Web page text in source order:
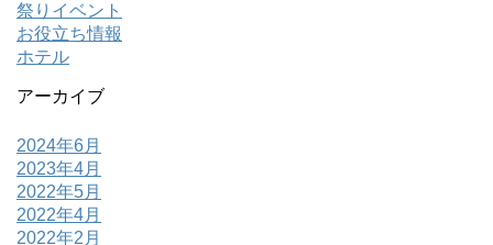
祭りイベント
お役立ち情報
ホテル
アーカイブ
2024年6月
2023年4月
2022年5月
2022年4月
2022年2月